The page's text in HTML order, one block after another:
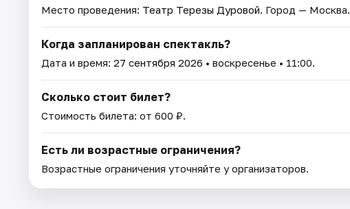
Место проведения: Театр Терезы Дуровой. Город — Москва.
Когда запланирован спектакль?
Дата и время: 27 сентября 2026 • воскресенье • 11:00.
Сколько стоит билет?
Стоимость билета: от 600 ₽.
Есть ли возрастные ограничения?
Возрастные ограничения уточняйте у организаторов.